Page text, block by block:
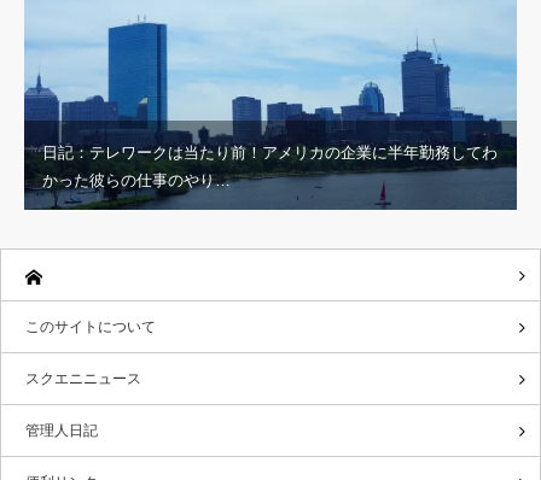
日記：テレワークは当たり前！アメリカの企業に半年勤務してわ
かった彼らの仕事のやり…
このサイトについて
スクエニニュース
管理人日記